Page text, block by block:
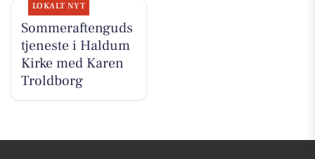
LOKALT NYT
Sommeraftenguds
tjeneste i Haldum
Kirke med Karen
Troldborg